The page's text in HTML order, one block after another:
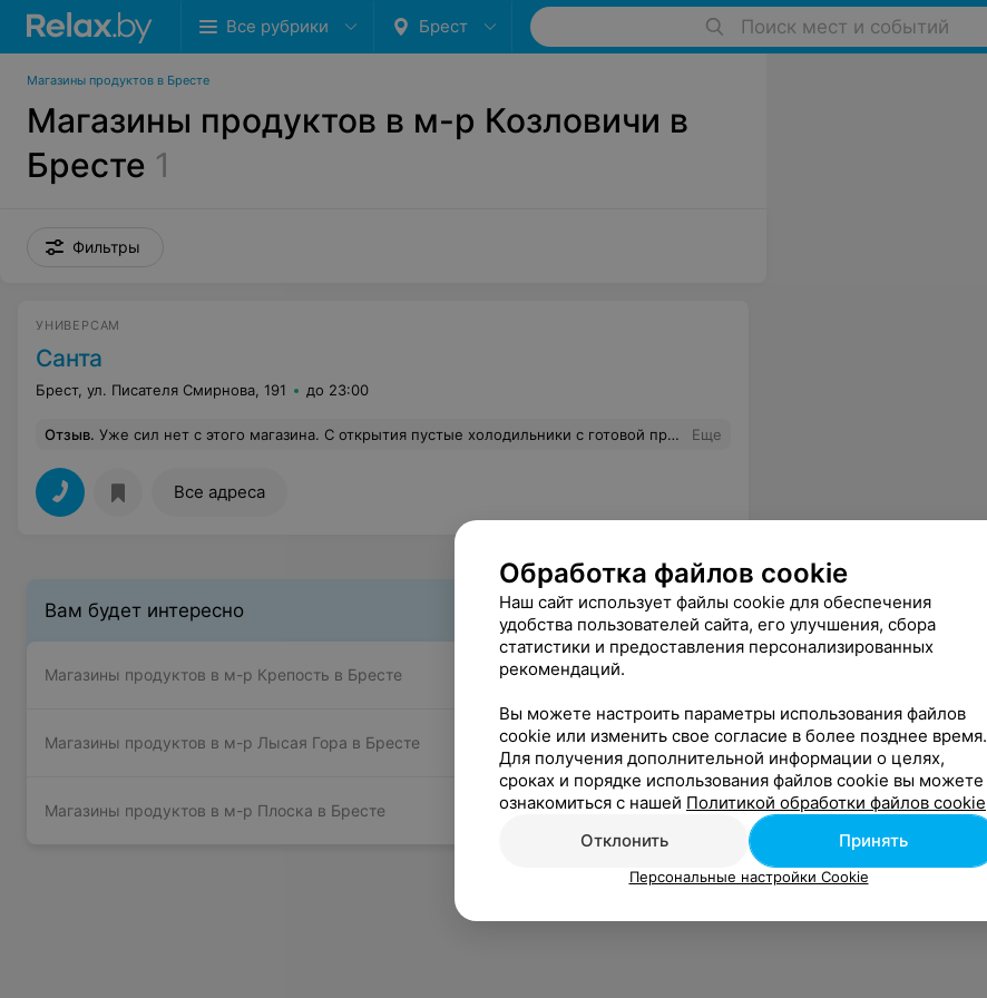
Все рубрики Брест Поиск мест и событий
Магазины продуктов в Бресте
Магазины продуктов в м-р Козловичи в
Бресте 1
Фильтры
УНИВЕРСАМ
Санта
Брест, ул. Писателя Смирнова, 191 до 23:00
Отзыв. Уже сил нет с этого магазина. С открытия пустые холодильники с готовой продукцией, только то, что не убирали со вчера. Да и зачастую средь бела дня нет товаров на привалках. Завоз скудный, как будто про этот магазин и вовсе забывают. На кассах, когда стоишь в очереди, кассир бегает по всем кассам в поисках сигарет, взвешивания товара, не может дозваться «галя отмена». Неужели нельзя разложить все эти сигареты заранее? Особенно нравится данная ситуация в час-пик. А в последнее время час-пик там стал в любое время, когда не зайди. Бесят уже!!!!! Еще
Все адреса
Вам будет интересно
Магазины продуктов в м-р Крепость в Бресте
Магазины продуктов в м-р Лысая Гора в Бресте
Магазины продуктов в м-р Плоска в Бресте
Обработка файлов cookie
Наш сайт использует файлы cookie для обеспечения
удобства пользователей сайта, его улучшения, сбора
статистики и предоставления персонализированных
рекомендаций.
Вы можете настроить параметры использования файлов
cookie или изменить свое согласие в более позднее время.
Для получения дополнительной информации о целях,
сроках и порядке использования файлов cookie вы можете
ознакомиться с нашей Политикой обработки файлов cookie
Отклонить
Принять
Персональные настройки Cookie